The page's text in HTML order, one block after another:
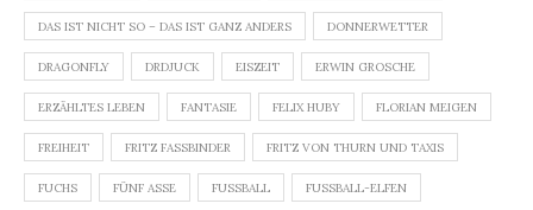
DAS IST NICHT SO – DAS IST GANZ ANDERS DONNERWETTER
DRAGONFLY DRDJUCK EISZEIT ERWIN GROSCHE
ERZÄHLTES LEBEN FANTASIE FELIX HUBY FLORIAN MEIGEN
FREIHEIT FRITZ FASSBINDER FRITZ VON THURN UND TAXIS
FUCHS FÜNF ASSE FUSSBALL FUSSBALL-ELFEN